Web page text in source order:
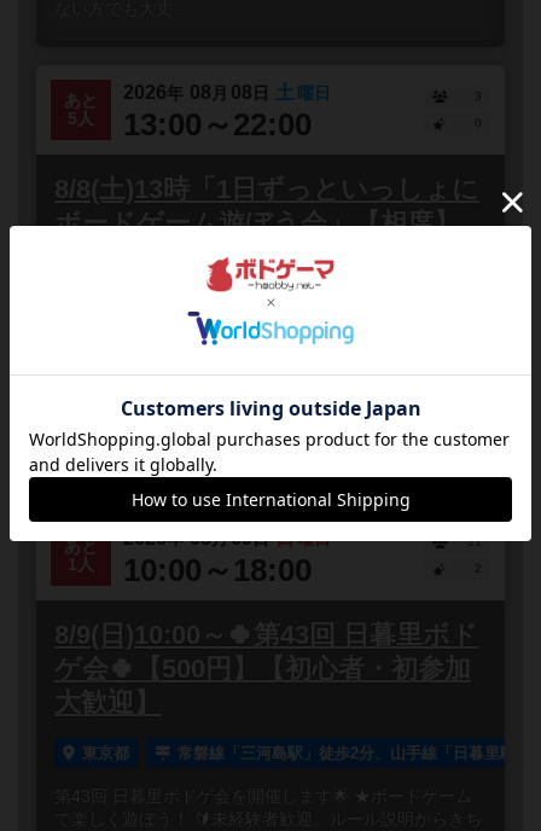
あと
5人
2026年 08 月 08 日 土 曜日
13:00～22:00
3
8/8(土)13時「1日ずっといっしょに
ボードゲーム遊ぼう会」【相席】
秋葉原 誰でも参加
8月8日(土)は夏休み特別イベントとして13時から22時ま
での長時間！昼から夜までの1日ずっと！ボードゲームの
#ボードゲーム
#初心者歓迎
#どなたでも
#初参加歓迎
#途中参加OK
#お一人様歓迎
#途中抜けOK
あと
1人
2026年 08月09日 日曜日
10:00～18:00
21
2
8/9(日)10:00～🍀第43回 日暮里ボド
ゲ会🍀【500円】【初心者・初参加
大歓迎】
東京都 常磐線「三河島駅」徒歩2分、山手線「日暮里駅」
第43回 日暮里ボドゲ会を開催します🌟 ★ボードゲーム
で楽しく遊ぼう！ 🔰未経験者歓迎。ルール説明からきち